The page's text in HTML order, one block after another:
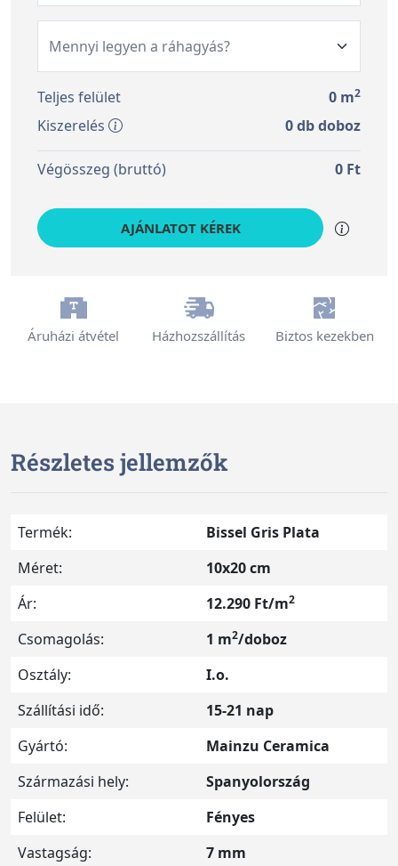
Teljes felület 0 m2
Kiszerelés 0db doboz
Végösszeg (bruttó) 0 Ft
AJÁNLATOT KÉREK
Áruházi átvétel Házhozszállítás Biztos kezekben
Részletes jellemzők
Termék:
Bissel Gris Plata
Méret:
10x20 cm
Ár:
12.290 Ft/m2
Csomagolás: 1 m2/doboz
Osztály:
I.o.
Szállítási idő:
15-21 nap
Gyártó:
Mainzu Ceramica
Származási hely:
Spanyolország
Felület:
Fényes
Vastagság:
7 mm